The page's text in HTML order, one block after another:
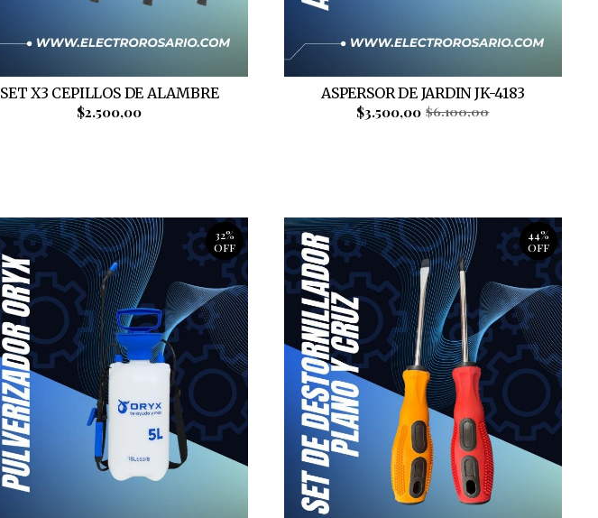
SET X3 CEPILLOS DE ALAMBRE
$2.500,00
ASPERSOR DE JARDIN JK-4183
$3.500,00 $6.100,00
32%
OFF
44%
OFF